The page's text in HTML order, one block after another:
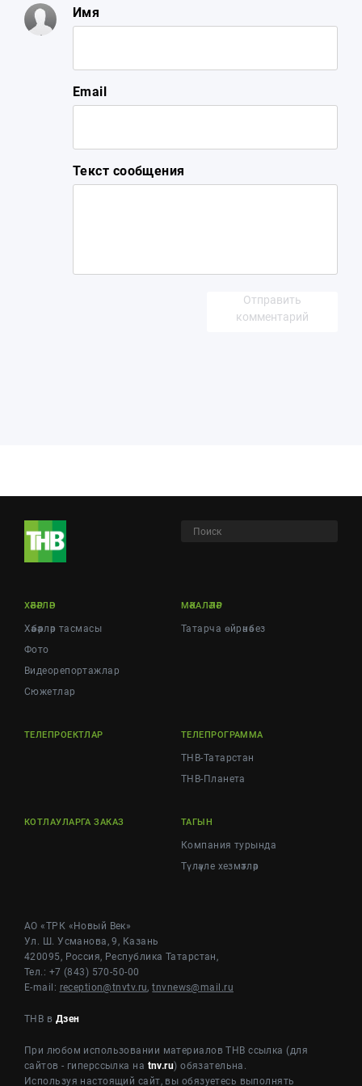
Имя
Email
Текст сообщения
Отправить
комментарий
ХӘБӘРЛӘР
Хәбәрләр тасмасы
Фото
Видеорепортажлар
Cюжетлар
МӘКАЛӘЛӘР
Татарча өйрәнәбез
ТЕЛЕПРОЕКТЛАР ТЕЛЕПРОГРАММА
ТНВ-Татарстан
ТНВ-Планета
КОТЛАУЛАРГА ЗАКАЗ ТАГЫН
Компания турында
Түләүле хезмәтләр
АО «ТРК «Новый Век»
Ул. Ш. Усманова, 9, Казань
420095, Россия, Республика Татарстан,
Тел.: +7 (843) 570-50-00
E-mail: reception@tnvtv.ru,tnvnews@mail.ru
ТНВ в Дзен
При любом использовании материалов ТНВ ссылка (для
сайтов - гиперссылка на tnv.ru) обязательна.
Используя настоящий сайт, вы обязуетесь выполнять